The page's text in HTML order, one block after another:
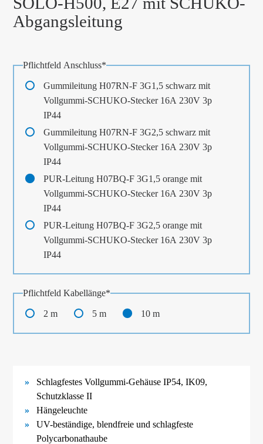
Abgangsleitung
Pflichtfeld Anschluss*
Gummileitung H07RN-F 3G1,5 schwarz mit
Vollgummi-SCHUKO-Stecker 16A 230V 3p
IP44
Gummileitung H07RN-F 3G2,5 schwarz mit
Vollgummi-SCHUKO-Stecker 16A 230V 3p
IP44
PUR-Leitung H07BQ-F 3G1,5 orange mit
Vollgummi-SCHUKO-Stecker 16A 230V 3p
IP44
PUR-Leitung H07BQ-F 3G2,5 orange mit
Vollgummi-SCHUKO-Stecker 16A 230V 3p
IP44
PflichtfeldKabellänge*
2 m 5 m 10 m
Schlagfestes Vollgummi-Gehäuse IP54, IK09,
Schutzklasse II
Hängeleuchte
UV-beständige, blendfreie und schlagfeste
Polycarbonathaube